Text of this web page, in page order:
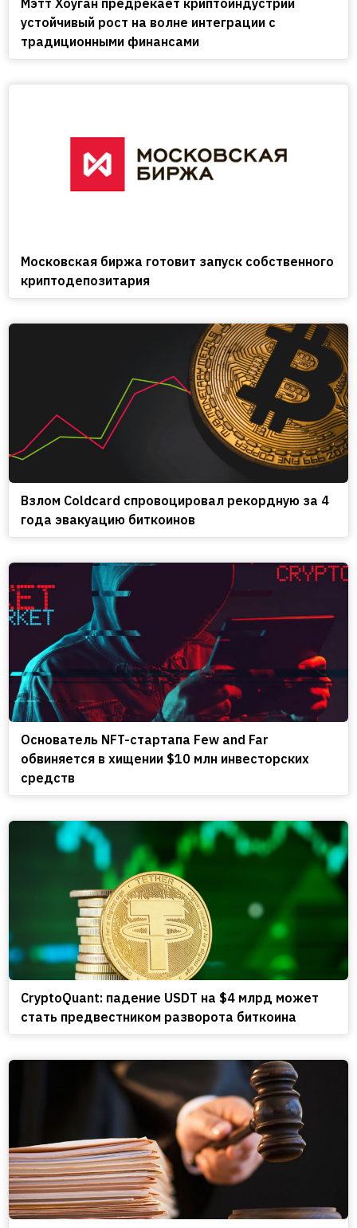
Мэтт Хоуган предрекает криптоиндустрии
устойчивый рост на волне интеграции с
традиционными финансами
Московская биржа готовит запуск собственного
криптодепозитария
Взлом Coldcard спровоцировал рекордную за 4
года эвакуацию биткоинов
Основатель NFT-стартапа Few and Far
обвиняется в хищении $10 млн инвесторских
средств
CryptoQuant: падение USDT на $4 млрд может
стать предвестником разворота биткоина